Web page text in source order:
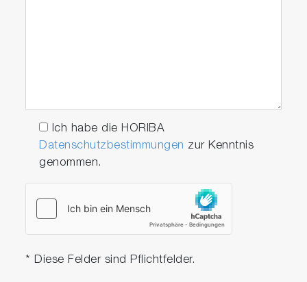
Ich habe die HORIBA
Datenschutzbestimmungen zur Kenntnis
genommen.
* Diese Felder sind Pflichtfelder.